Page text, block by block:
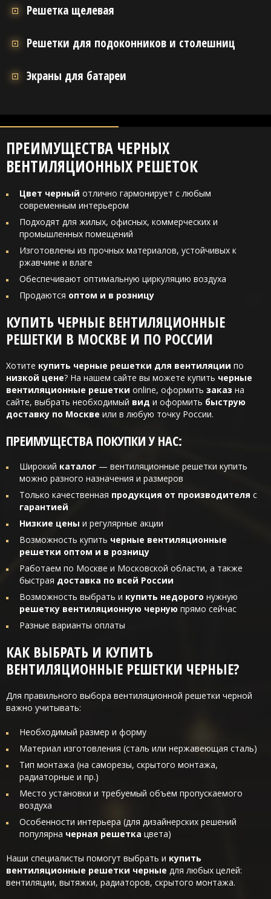
Решетка щелевая
Решетки для подоконников и столешниц
Экраны для батареи
ПРЕИМУЩЕСТВА ЧЕРНЫХ
ВЕНТИЛЯЦИОННЫХ РЕШЕТОК
Цвет черный отлично гармонирует с любым
современным интерьером
Подходят для жилых, офисных, коммерческих и
промышленных помещений
Изготовлены из прочных материалов, устойчивых к
ржавчине и влаге
Обеспечивают оптимальную циркуляцию воздуха
Продаются оптом и в розницу
КУПИТЬ ЧЕРНЫЕ ВЕНТИЛЯЦИОННЫЕ
РЕШЕТКИ В МОСКВЕ И ПО РОССИИ
Хотите купить черные решетки для вентиляции по
низкой цене? На нашем сайте вы можете купить черные
вентиляционные решетки online, оформить заказ на
сайте, выбрать необходимый вид и оформить быструю
доставку по Москве или в любую точку России.
ПРЕИМУЩЕСТВА ПОКУПКИ У НАС:
Широкий каталог — вентиляционные решетки купить
можно разного назначения и размеров
Только качественная продукция от производителя с
гарантией
Низкие цены и регулярные акции
Возможность купить черные вентиляционные
решетки оптом и в розницу
Работаем по Москве и Московской области, а также
быстрая доставка по всей России
Возможность выбрать и купить недорого нужную
решетку вентиляционную черную прямо сейчас
Разные варианты оплаты
КАК ВЫБРАТЬ И КУПИТЬ
ВЕНТИЛЯЦИОННЫЕ РЕШЕТКИ ЧЕРНЫЕ?
Для правильного выбора вентиляционной решетки черной
важно учитывать:
Необходимый размер и форму
Материал изготовления (сталь или нержавеющая сталь)
Тип монтажа (на саморезы, скрытого монтажа,
радиаторные и пр.)
Место установки и требуемый объем пропускаемого
воздуха
Особенности интерьера (для дизайнерских решений
популярна черная решетка цвета)
Наши специалисты помогут выбрать и купить
вентиляционные решетки черные для любых целей:
вентиляции, вытяжки, радиаторов, скрытого монтажа.